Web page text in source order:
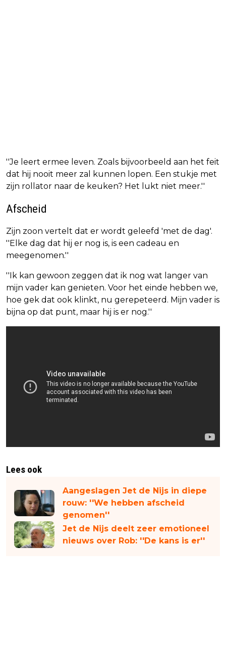
''Je leert ermee leven. Zoals bijvoorbeeld aan het feit
dat hij nooit meer zal kunnen lopen. Een stukje met
zijn rollator naar de keuken? Het lukt niet meer.''
Afscheid
Zijn zoon vertelt dat er wordt geleefd 'met de dag'.
''Elke dag dat hij er nog is, is een cadeau en
meegenomen.''
''Ik kan gewoon zeggen dat ik nog wat langer van
mijn vader kan genieten. Voor het einde hebben we,
hoe gek dat ook klinkt, nu gerepeteerd. Mijn vader is
bijna op dat punt, maar hij is er nog.''
Lees ook
Aangeslagen Jet de Nijs in diepe
rouw: ''We hebben afscheid
genomen''
Jet de Nijs deelt zeer emotioneel
nieuws over Rob: ''De kans is er''